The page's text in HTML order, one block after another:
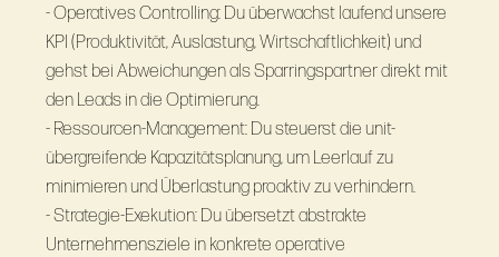
- Operatives Controlling: Du überwachst laufend unsere
KPI (Produktivität, Auslastung, Wirtschaftlichkeit) und
gehst bei Abweichungen als Sparringspartner direkt mit
den Leads in die Optimierung.
- Ressourcen-Management: Du steuerst die unit-
übergreifende Kapazitätsplanung, um Leerlauf zu
minimieren und Überlastung proaktiv zu verhindern.
- Strategie-Exekution: Du übersetzt abstrakte
Unternehmensziele in konkrete operative